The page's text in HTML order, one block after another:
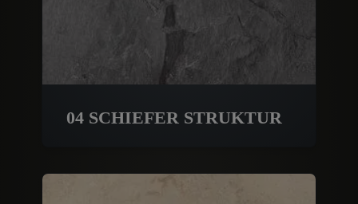
04 SCHIEFER STRUKTUR